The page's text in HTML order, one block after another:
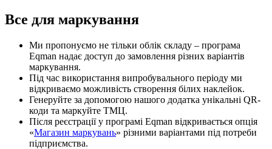
Все для маркування
Ми пропонуємо не тільки облік складу – програма
Eqman надає доступ до замовлення різних варіантів
маркування.
Під час використання випробувального періоду ми
відкриваємо можливість створення білих наклейок.
Генеруйте за допомогою нашого додатка унікальні QR-
коди та маркуйте ТМЦ.
Після реєстрації у програмі Eqman відкривається опція
«Магазин маркувань» різними варіантами під потреби
підприємства.